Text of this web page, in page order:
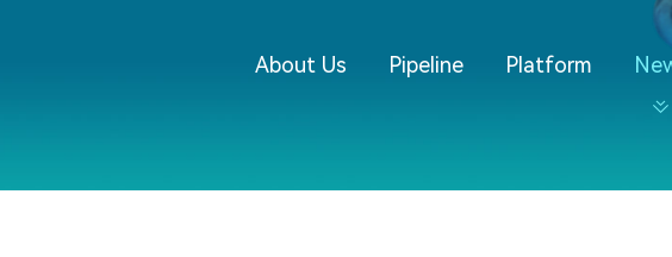
About Us Pipeline Platform